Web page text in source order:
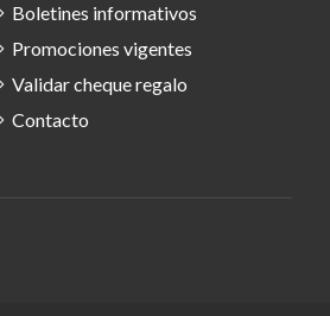
Boletines informativos
Promociones vigentes
Validar cheque regalo
Contacto